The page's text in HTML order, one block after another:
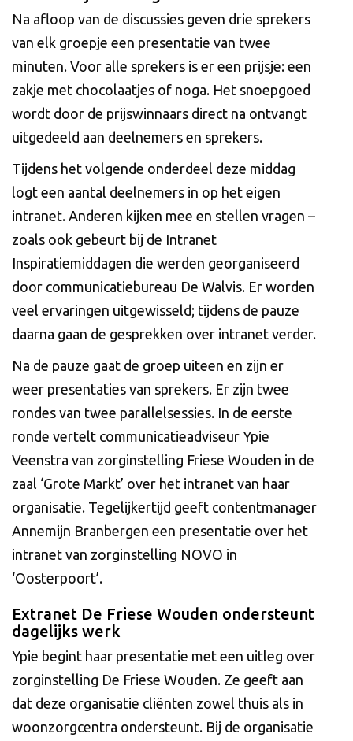
Na afloop van de discussies geven drie sprekers
van elk groepje een presentatie van twee
minuten. Voor alle sprekers is er een prijsje: een
zakje met chocolaatjes of noga. Het snoepgoed
wordt door de prijswinnaars direct na ontvangt
uitgedeeld aan deelnemers en sprekers.
Tijdens het volgende onderdeel deze middag
logt een aantal deelnemers in op het eigen
intranet. Anderen kijken mee en stellen vragen –
zoals ook gebeurt bij de Intranet
Inspiratiemiddagen die werden georganiseerd
door communicatiebureau De Walvis. Er worden
veel ervaringen uitgewisseld; tijdens de pauze
daarna gaan de gesprekken over intranet verder.
Na de pauze gaat de groep uiteen en zijn er
weer presentaties van sprekers. Er zijn twee
rondes van twee parallelsessies. In de eerste
ronde vertelt communicatieadviseur Ypie
Veenstra van zorginstelling Friese Wouden in de
zaal ‘Grote Markt’ over het intranet van haar
organisatie. Tegelijkertijd geeft contentmanager
Annemijn Branbergen een presentatie over het
intranet van zorginstelling NOVO in
‘Oosterpoort’.
Extranet De Friese Wouden ondersteunt
dagelijks werk
Ypie begint haar presentatie met een uitleg over
zorginstelling De Friese Wouden. Ze geeft aan
dat deze organisatie cliënten zowel thuis als in
woonzorgcentra ondersteunt. Bij de organisatie